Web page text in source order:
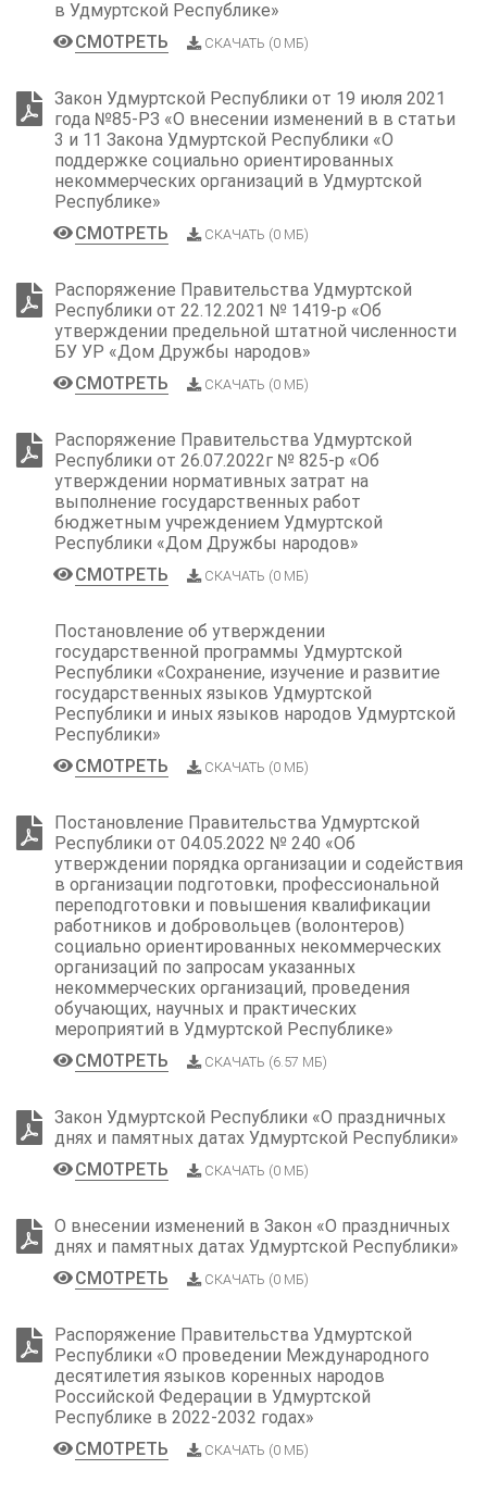
в Удмуртской Республике»
СМОТРЕТЬ
СКАЧАТЬ (0 МБ)
Закон Удмуртской Республики от 19 июля 2021
года №85-РЗ «О внесении изменений в в статьи
3 и 11 Закона Удмуртской Республики «О
поддержке социально ориентированных
некоммерческих организаций в Удмуртской
Республике»
СМОТРЕТЬ
СКАЧАТЬ (0 МБ)
Распоряжение Правительства Удмуртской
Республики от 22.12.2021 № 1419-p «Об
утверждении предельной штатной численности
БУ УР «Дом Дружбы народов»
СМОТРЕТЬ
СКАЧАТЬ (0 МБ)
Распоряжение Правительства Удмуртской
Республики от 26.07.2022г № 825-р «Об
утверждении нормативных затрат на
выполнение государственных работ
бюджетным учреждением Удмуртской
Республики «Дом Дружбы народов»
СМОТРЕТЬ
СКАЧАТЬ (0 МБ)
Постановление об утверждении
государственной программы Удмуртской
Республики «Сохранение, изучение и развитие
государственных языков Удмуртской
Республики и иных языков народов Удмуртской
Республики»
СМОТРЕТЬ
СКАЧАТЬ (0 МБ)
Постановление Правительства Удмуртской
Республики от 04.05.2022 № 240 «Об
утверждении порядка организации и содействия
в организации подготовки, профессиональной
переподготовки и повышения квалификации
работников и добровольцев (волонтеров)
социально ориентированных некоммерческих
организаций по запросам указанных
некоммерческих организаций, проведения
обучающих, научных и практических
мероприятий в Удмуртской Республике»
СМОТРЕТЬ
СКАЧАТЬ (6.57 МБ)
Закон Удмуртской Республики «О праздничных
днях и памятных датах Удмуртской Республики»
СМОТРЕТЬ
СКАЧАТЬ (0 МБ)
О внесении изменений в Закон «О праздничных
днях и памятных датах Удмуртской Республики»
СМОТРЕТЬ
СКАЧАТЬ (0 МБ)
Распоряжение Правительства Удмуртской
Республики «О проведении Международного
десятилетия языков коренных народов
Российской Федерации в Удмуртской
Республике в 2022-2032 годах»
СМОТРЕТЬ
СКАЧАТЬ (0 МБ)